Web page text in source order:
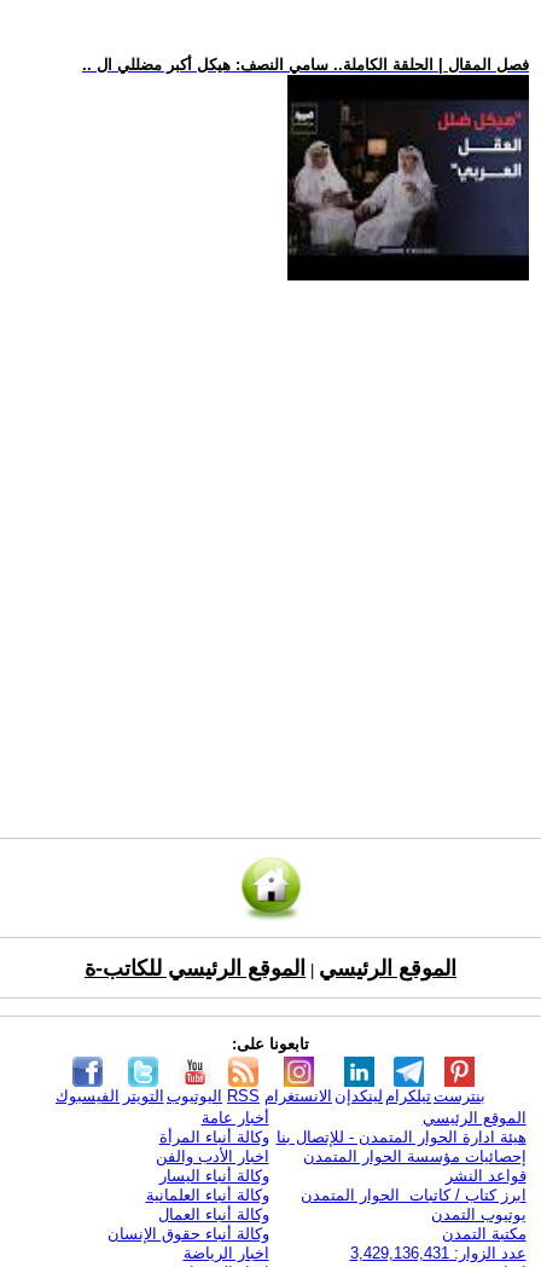
.. فصل المقال | الحلقة الكاملة.. سامي النصف: هيكل أكبر مضللي ال
الموقع الرئيسي الموقع الرئيسي للكاتب-ة
تابعونا على:
الفيسبوك التويتر اليوتيوب RSS الانستغرام لينكدإن تيلكرامبنترست
الموقع الرئيسي
هيئة ادارة الحوار المتمدن - للإتصال بنا
إحصائيات مؤسسة الحوار المتمدن
قواعد النشر
ابرز كتاب / كاتبات الحوار المتمدن
يوتيوب التمدن
مكتبة التمدن
عدد الزوار: 3,429,136,431
أخبار عامة
وكالة أنباء المرأة
اخبار الأدب والفن
وكالة أنباء اليسار
وكالة أنباء العلمانية
وكالة أنباء العمال
وكالة أنباء حقوق الإنسان
اخبار الرياضة